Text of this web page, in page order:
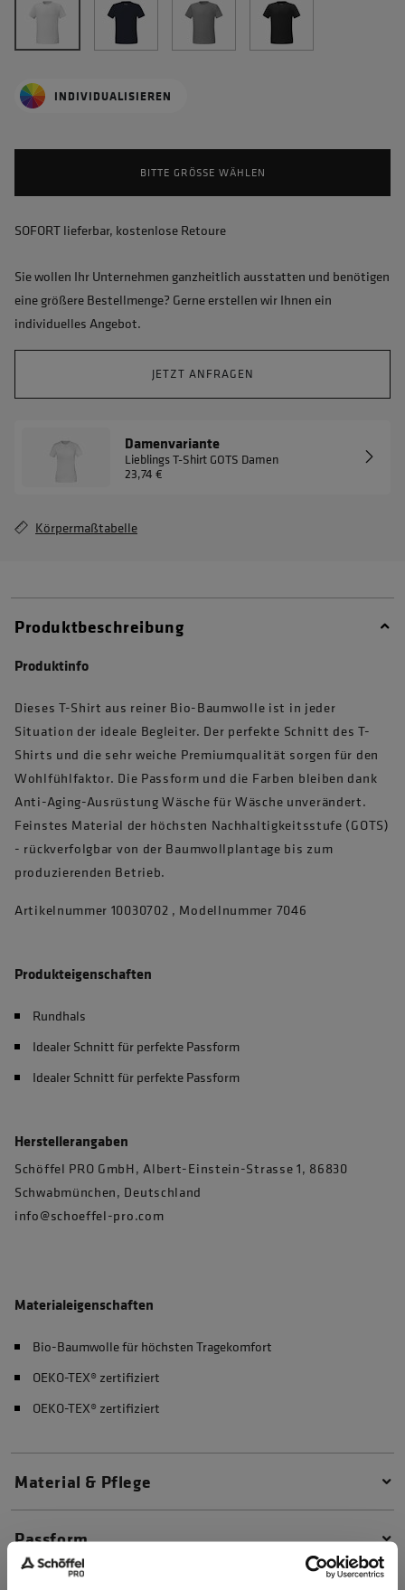
INDIVIDUALISIEREN
BITTE GRÖSSE WÄHLEN
SOFORT lieferbar, kostenlose Retoure
Sie wollen Ihr Unternehmen ganzheitlich ausstatten und benötigen
eine größere Bestellmenge? Gerne erstellen wir Ihnen ein
individuelles Angebot.
JETZT ANFRAGEN
Damenvariante
Lieblings T-Shirt GOTS Damen
23,74 €
Körpermaßtabelle
Produktbeschreibung
Produktinfo
Dieses T-Shirt aus reiner Bio-Baumwolle ist in jeder
Situation der ideale Begleiter. Der perfekte Schnitt des T-
Shirts und die sehr weiche Premiumqualität sorgen für den
Wohlfühlfaktor. Die Passform und die Farben bleiben dank
Anti-Aging-Ausrüstung Wäsche für Wäsche unverändert.
Feinstes Material der höchsten Nachhaltigkeitsstufe (GOTS)
- rückverfolgbar von der Baumwollplantage bis zum
produzierenden Betrieb.
Artikelnummer 10030702 , Modellnummer 7046
Produkteigenschaften
Rundhals
Idealer Schnitt für perfekte Passform
Idealer Schnitt für perfekte Passform
Herstellerangaben
Schöffel PRO GmbH, Albert-Einstein-Strasse 1, 86830
Schwabmünchen, Deutschland
info@schoeffel-pro.com
Materialeigenschaften
Bio-Baumwolle für höchsten Tragekomfort
OEKO-TEX® zertifiziert
OEKO-TEX® zertifiziert
Material & Pflege
Passform